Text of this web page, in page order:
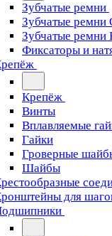
Зубчатые ремни
Зубчатые ремни
Зубчатые ремни
Фиксаторы и
Крепёж
Винты
Вплавляемые
Гайки
Гроверные
Шайбы
для